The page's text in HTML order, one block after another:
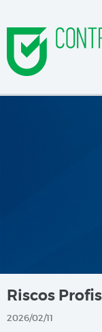
Riscos
2026/02/11